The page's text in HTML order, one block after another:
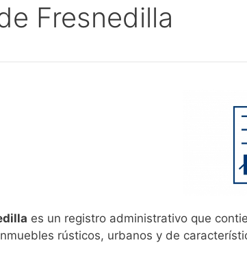
Fresnedilla
es un registro administrativo que
rústicos, urbanos y de